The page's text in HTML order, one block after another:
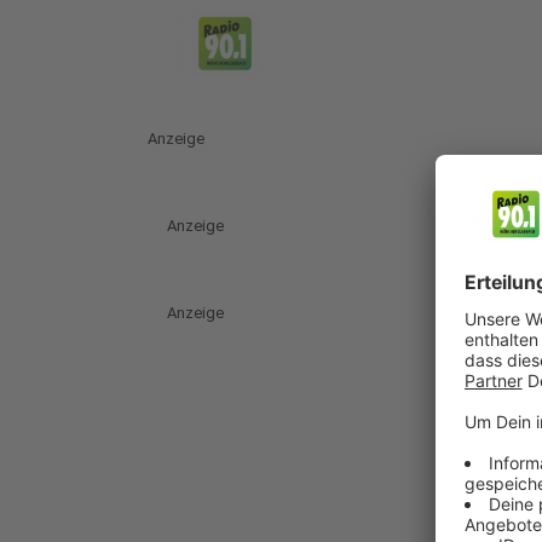
Anzeige
Anzeige
Anzeige